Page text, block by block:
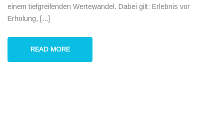
einem tiefgreifenden Wertewandel. Dabei gilt: Erlebnis vor
Erholung, [...]
READ MORE